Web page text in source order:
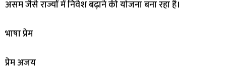
असम जैसे राज्यों में निवेश बढ़ाने की योजना बना रहा है।
भाषा प्रेम
प्रेम अजय